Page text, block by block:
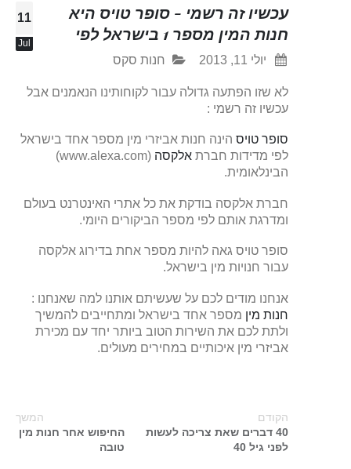
11
Jul
עכשיו זה רשמי - סופר טויס היא
חנות המין מספר 1 בישראל לפי
יולי 11, 2013 חנות סקס
לא שזו הפתעה גדולה עבור לקוחותינו הנאמנים אבל
עכשיו זה רשמי :
סופר טויס הינה חנות אביזרי מין מספר אחד בישראל
לפי מדידות חברת אלקסה
(www.alexa.com)
הבינלאומית.
חברת אלקסה בודקת את כל אתרי האינטרנט בעולם
ומדרגת אותם לפי מספר הביקורים היומי.
סופר טויס גאה להיות מספר אחת בדירוג אלקסה
עבור חנויות מין בישראל.
אנחנו מודים לכם על שעשיתם אותנו למה שאנחנו :
חנות מין מספר אחד בישראל ומתחייבים להמשיך
ולתת לכם את השירות הטוב ביותר יחד עם מכירת
אביזרי מין איכותיים במחירים מעולים.
הקודם
40 דברים שאת צריכה לעשות
לפני גיל 40
המשך
החיפוש אחר חנות מין
טובה